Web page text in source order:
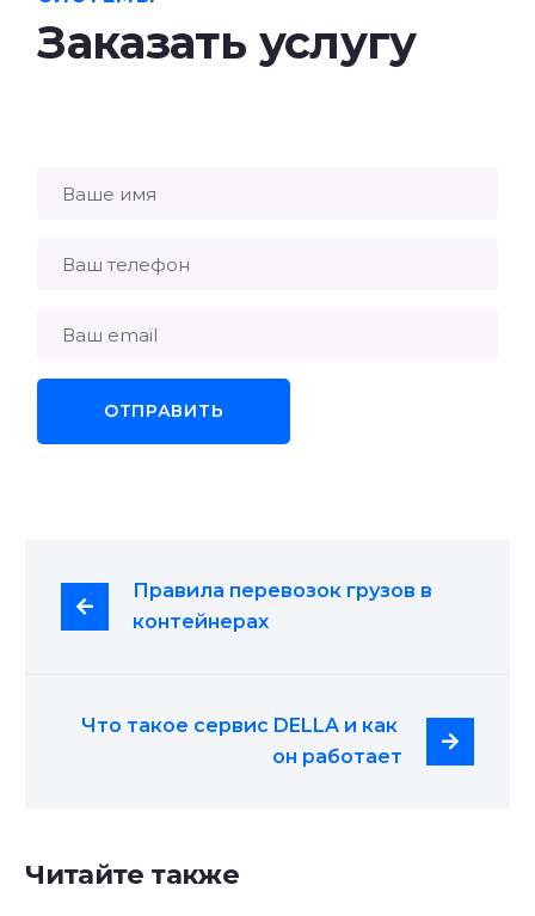
Заказать услугу
Правила перевозок грузов в
контейнерах
Что такое сервис DELLA и как
он работает
Читайте также